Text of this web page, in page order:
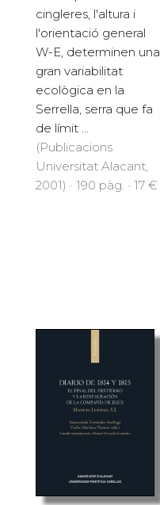
cingleres, l'altura i
l'orientació general
W-E, determinen una
gran variabilitat
ecològica en la
Serrella, serra que fa
de límit ...
(Publicacions
Universitat Alacant,
2001) · 190 pàg. · 17 €